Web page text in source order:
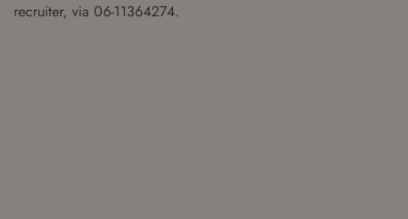
recruiter, via 06-11364274.